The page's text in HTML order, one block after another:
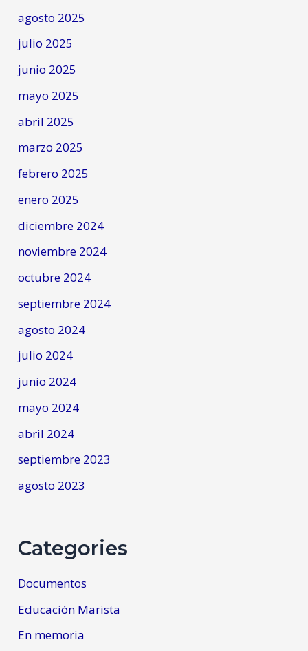
agosto 2025
julio 2025
junio 2025
mayo 2025
abril 2025
marzo 2025
febrero 2025
enero 2025
diciembre 2024
noviembre 2024
octubre 2024
septiembre 2024
agosto 2024
julio 2024
junio 2024
mayo 2024
abril 2024
septiembre 2023
agosto 2023
Categories
Documentos
Educación Marista
En memoria